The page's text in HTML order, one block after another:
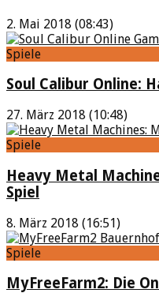
2. Mai 2018 (08:43)
Spiele
Soul Calibur Online:
27. März 2018 (10:48)
Spiele
Heavy Metal
Spiel
8. März 2018 (16:51)
Spiele
MyFreeFarm2: Die